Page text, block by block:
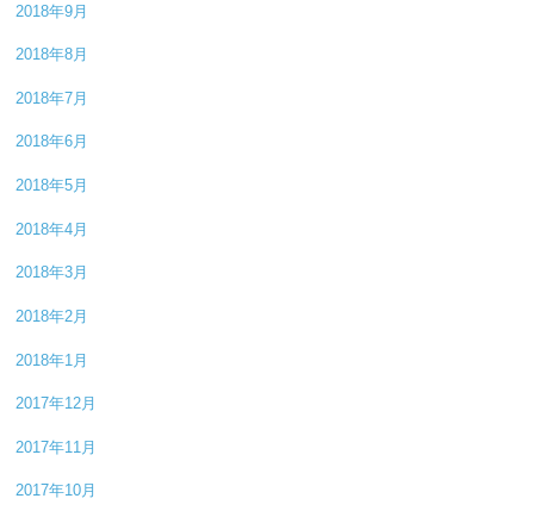
2018年9月
2018年8月
2018年7月
2018年6月
2018年5月
2018年4月
2018年3月
2018年2月
2018年1月
2017年12月
2017年11月
2017年10月